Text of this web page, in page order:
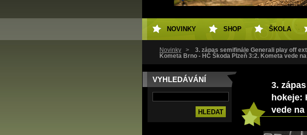
Novinky >
3. zápas semifinále Generali play off
Kometa Brno - HC Škoda Plzeň 3:2. Kometa vede
VYHLEDÁVÁNÍ
3.
hokeje:
vede na
NOVINKY SHOP ŠKOLA